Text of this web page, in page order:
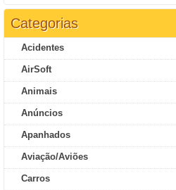
Categorias
Acidentes
AirSoft
Animais
Anúncios
Apanhados
Aviação/Aviões
Carros